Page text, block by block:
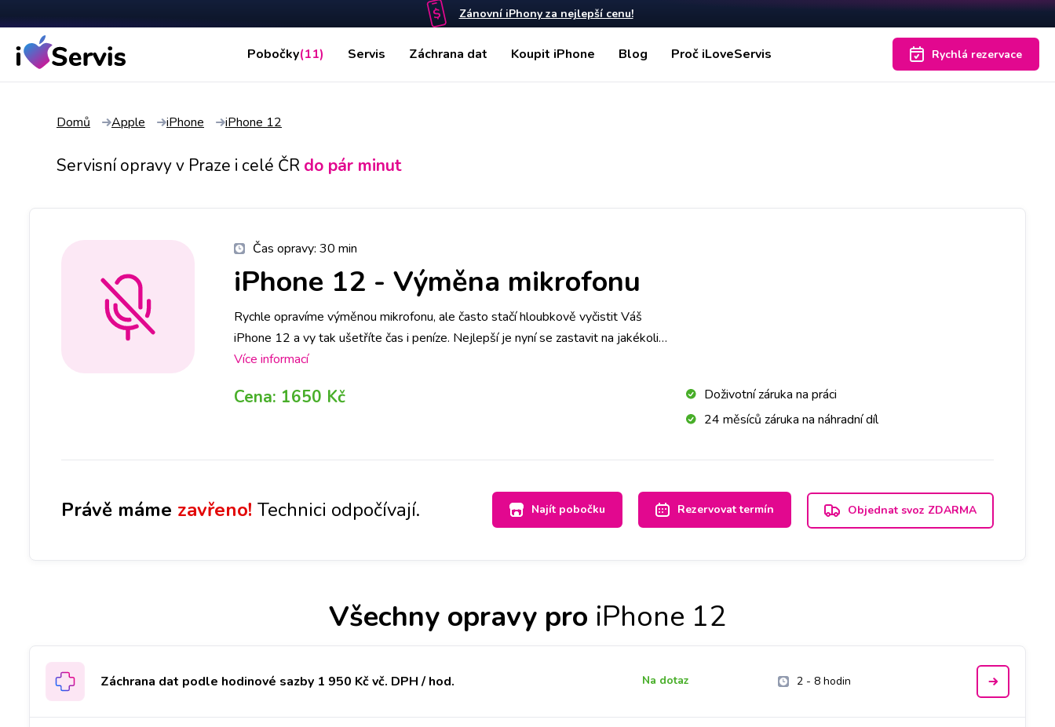
Zánovní iPhony za nejlepší cenu!
Pobočky(11) Servis Záchrana dat Koupit iPhone Blog Proč iLoveServis Rychlá rezervace
Domů Apple iPhone iPhone 12
Servisní opravy v Praze i celé ČR do pár minut
Čas opravy: 30 min
iPhone 12 - Výměna mikrofonu
Rychle opravíme výměnou mikrofonu, ale často stačí hloubkově vyčistit Váš
iPhone 12 a vy tak ušetříte čas i peníze. Nejlepší je nyní se zastavit na jakékoliv
pobočce a hned se na to mrkneme.
Více informací
Cena: 1650 Kč
Doživotní záruka na práci
24 měsíců záruka na náhradní díl
Právě máme zavřeno! Technici odpočívají. Najít pobočku Rezervovat termín Objednat svoz ZDARMA
Všechny opravy pro iPhone 12
Záchrana dat podle hodinové sazby 1 950 Kč vč. DPH / hod. Na dotaz 2 - 8 hodin